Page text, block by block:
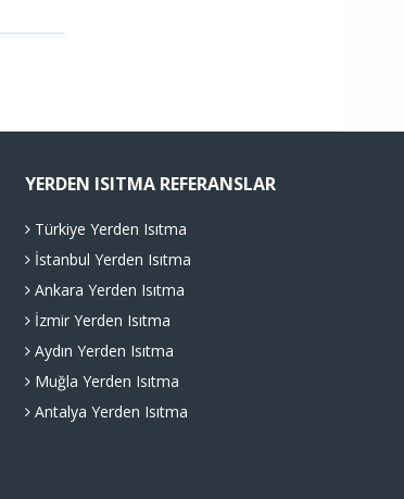
YERDEN ISITMA REFERANSLAR
Türkiye Yerden Isıtma
İstanbul Yerden Isıtma
Ankara Yerden Isıtma
İzmir Yerden Isıtma
Aydın Yerden Isıtma
Muğla Yerden Isıtma
Antalya Yerden Isıtma